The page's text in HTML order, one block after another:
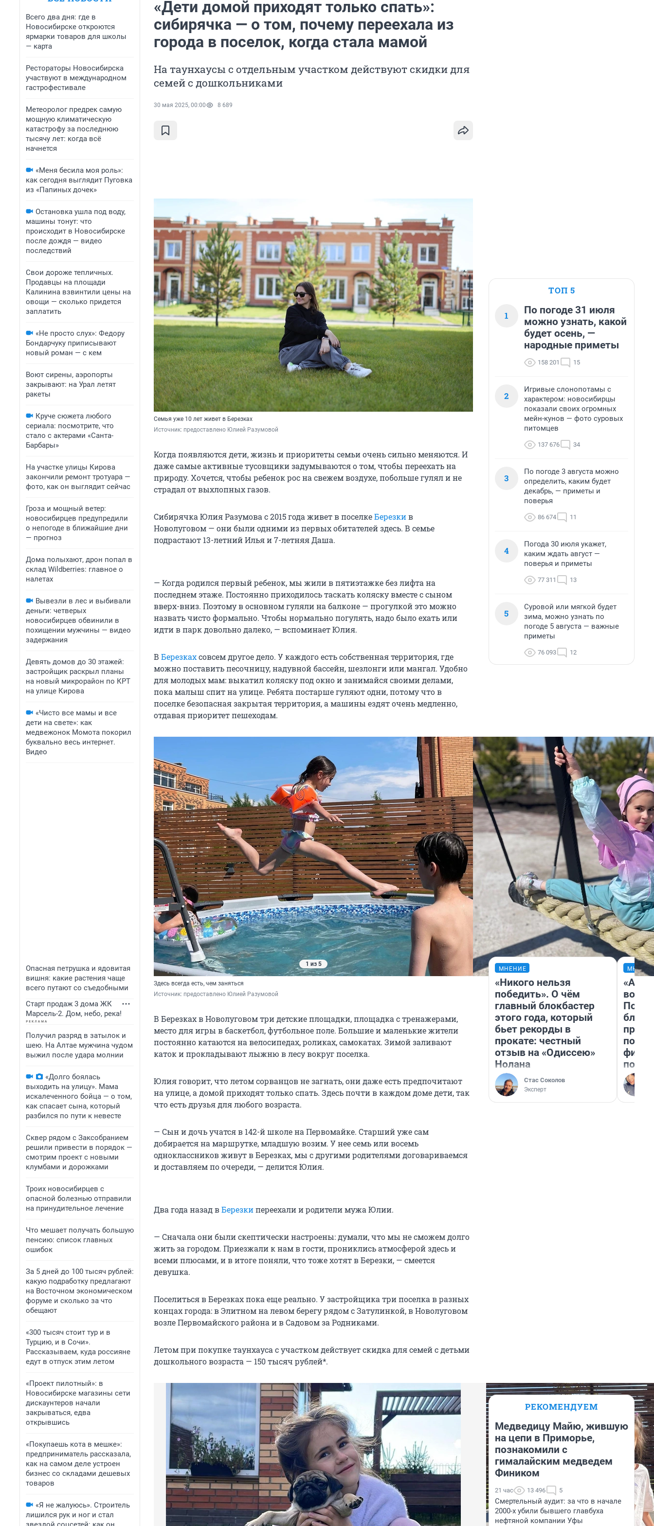
Всего два дня: где в
Новосибирске откроются
ярмарки товаров для школы
— карта
Рестораторы Новосибирска
участвуют в международном
гастрофестивале
Метеоролог предрек самую
мощную климатическую
катастрофу за последнюю
тысячу лет: когда всё
начнется
«Меня бесила моя роль»:
как сегодня выглядит Пуговка
из «Папиных дочек»
Остановка ушла под воду,
машины тонут: что
происходит в Новосибирске
после дождя — видео
последствий
Свои дороже тепличных.
Продавцы на площади
Калинина взвинтили цены на
овощи — сколько придется
заплатить
«Не просто слух»: Федору
Бондарчуку приписывают
новый роман — с кем
Воют сирены, аэропорты
закрывают: на Урал летят
ракеты
Круче сюжета любого
сериала: посмотрите, что
стало с актерами «Санта-
Барбары»
На участке улицы Кирова
закончили ремонт тротуара —
фото, как он выглядит сейчас
Гроза и мощный ветер:
новосибирцев предупредили
о непогоде в ближайшие дни
— прогноз
Дома полыхают, дрон попал в
склад Wildberries: главное о
налетах
Вывезли в лес и выбивали
деньги: четверых
новосибирцев обвинили в
похищении мужчины — видео
задержания
Девять домов до 30 этажей:
застройщик раскрыл планы
на новый микрорайон по КРТ
на улице Кирова
«Чисто все мамы и все
дети на свете»: как
медвежонок Момота покорил
буквально весь интернет.
Видео
Опасная петрушка и ядовитая
вишня: какие растения чаще
всего путают со съедобными
Старт продаж 3 дома ЖК
Марсель-2. Дом, небо, река!
Получил разряд в затылок и
шею. На Алтае мужчина чудом
выжил после удара молнии
«Долго боялась
выходить на улицу». Мама
искалеченного бойца — о том,
как спасает сына, который
разбился по пути к невесте
Сквер рядом с Заксобранием
решили привести в порядок —
смотрим проект с новыми
клумбами и дорожками
Троих новосибирцев с
опасной болезнью отправили
на принудительное лечение
Что мешает получать большую
пенсию: список главных
ошибок
За 5 дней до 100 тысяч рублей:
какую подработку предлагают
на Восточном экономическом
форуме и сколько за что
обещают
«300 тысяч стоит тур и в
Турцию, и в Сочи».
Рассказываем, куда россияне
едут в отпуск этим летом
«Проект пилотный»: в
Новосибирске магазины сети
дискаунтеров начали
закрываться, едва
открывшись
«Покупаешь кота в мешке»:
предприниматель рассказала,
как на самом деле устроен
бизнес со складами дешевых
товаров
«Я не жалуюсь». Строитель
лишился рук и ног и стал
«Дети домой приходят только спать»:
сибирячка — о том, почему переехала из
города в поселок, когда стала мамой
На таунхаусы с отдельным участком действуют скидки для
семей с дошкольниками
30 мая 2025, 00:00 8 689
Семья уже 10 лет живет в Березках
Источник: предоставлено Юлией Разумовой
Когда появляются дети, жизнь и приоритеты семьи очень сильно меняются. И
даже самые активные тусовщики задумываются о том, чтобы переехать на
природу. Хочется, чтобы ребенок рос на свежем воздухе, побольше гулял и не
страдал от выхлопных газов.
Сибирячка Юлия Разумова с 2015 года живет в поселкеБерезкив
Новолуговом — они были одними из первых обитателей здесь. В семье
подрастают 13-летний Илья и 7-летняя Даша.
— Когда родился первый ребенок, мы жили в пятиэтажке без лифта на
последнем этаже. Постоянно приходилось таскать коляску вместе с сыном
вверх-вниз. Поэтому в основном гуляли на балконе — прогулкой это можно
назвать чисто формально. Чтобы нормально погулять, надо было ехать или
идти в парк довольно далеко, — вспоминает Юлия.
В Березкахсовсем другое дело. У каждого есть собственная территория, где
можно поставить песочницу, надувной бассейн, шезлонги или мангал. Удобно
для молодых мам: выкатил коляску под окно и занимайся своими делами,
пока малыш спит на улице. Ребята постарше гуляют одни, потому что в
поселке безопасная закрытая территория, а машины ездят очень медленно,
отдавая приоритет пешеходам.
1 из 5
Здесь всегда есть, чем заняться
Источник: предоставлено Юлией Разумовой
В Березках в Новолуговом три детские площадки, площадка с тренажерами,
место для игры в баскетбол, футбольное поле. Большие и маленькие жители
постоянно катаются на велосипедах, роликах, самокатах. Зимой заливают
каток и прокладывают лыжню в лесу вокруг поселка.
Юлия говорит, что летом сорванцов не загнать, они даже есть предпочитают
на улице, а домой приходят только спать. Здесь почти в каждом доме дети, так
что есть друзья для любого возраста.
— Сын и дочь учатся в 142-й школе на Первомайке. Старший уже сам
добирается на маршрутке, младшую возим. У нее семь или восемь
одноклассников живут в Березках, мы с другими родителями договариваемся
и доставляем по очереди, — делится Юлия.
Два года назад вБерезкипереехали и родители мужа Юлии.
— Сначала они были скептически настроены: думали, что мы не сможем долго
жить за городом. Приезжали к нам в гости, прониклись атмосферой здесь и
всеми плюсами, и в итоге поняли, что тоже хотят в Березки, — смеется
девушка.
Поселиться в Березках пока еще реально. У застройщика три поселка в разных
концах города: в Элитном на левом берегу рядом с Затулинкой, в Новолуговом
возле Первомайского района и в Садовом за Родниками.
Летом при покупке таунхауса с участком действует скидка для семей с детьми
дошкольного возраста — 150 тысяч рублей*.
ТОП 5
1
По погоде 31 июля
можно узнать, какой
будет осень, —
народные приметы
158 201 15
2
Игривые слонопотамы с
характером: новосибирцы
показали своих огромных
мейн-кунов — фото суровых
питомцев
137 676 34
3
По погоде 3 августа можно
определить, каким будет
декабрь, — приметы и
поверья
86 674 11
4
Погода 30 июля укажет,
каким ждать август —
поверья и приметы
77 311 13
5
Суровой или мягкой будет
зима, можно узнать по
погоде 5 августа — важные
приметы
76 093 12
МНЕНИЕ
«Никого нельзя
победить». О чём
главный блокбастер
этого года, который
бьет рекорды в
прокате: честный
отзыв на «Одиссею»
Нолана
Стас Соколов
Эксперт
вот
РЕКОМЕНДУЕМ
Медведицу Майю, жившую
на цепи в Приморье,
познакомили с
гималайским медведем
Фиником
21 час 13 496 5
Смертельный аудит: за что в начале
2000-х убили бывшего главбуха
нефтяной компании Уфы